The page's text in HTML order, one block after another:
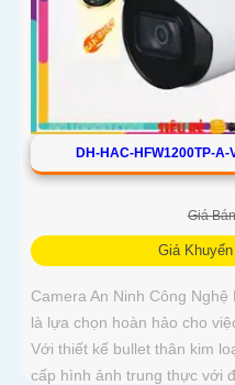
DH-HAC-HFW1200TP-
Giá
Giá
Camera An Ninh Công
là lựa chọn hoàn hảo cho
Với thiết kế bullet thân kim
cấp hình ảnh trung thực với